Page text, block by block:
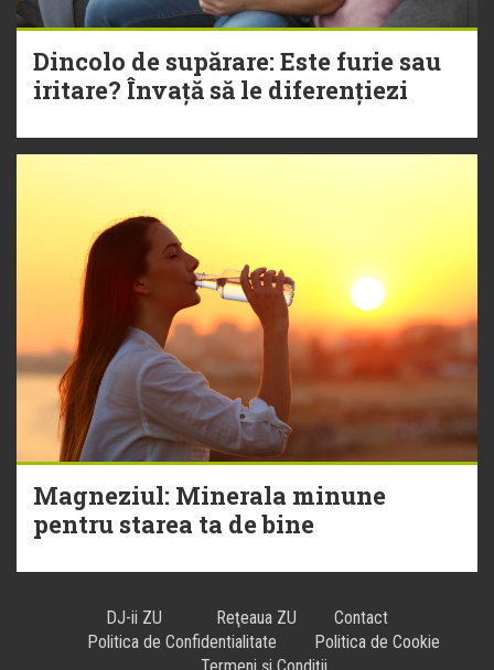
Dincolo de supărare: Este furie sau
iritare? Învață să le diferențiezi
Magneziul: Minerala minune
pentru starea ta de bine
DJ-ii ZU Reţeaua ZU
Contact
Politica de Confidentialitate
Politica de Cookie